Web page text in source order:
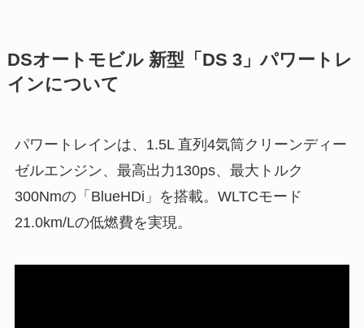
DSオートモビル 新型「DS 3」パワートレ
インについて
パワートレインは、1.5L 直列4気筒クリーンディー
ゼルエンジン、最高出力130ps、最大トルク
300Nmの「BlueHDi」を搭載。WLTCモード
21.0km/Lの低燃費を実現。